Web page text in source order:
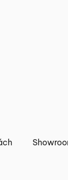
Chủ nhật